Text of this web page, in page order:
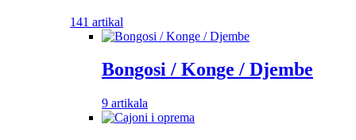
141 artikal
Bongosi / Konge / Djembe
9 artikala